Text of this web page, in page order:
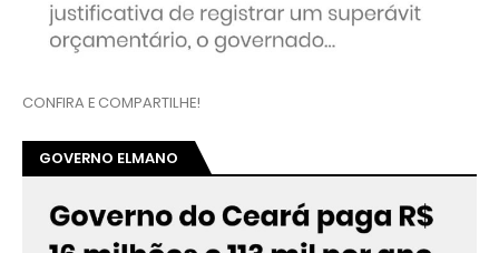
CONFIRA E COMPARTILHE!
GOVERNO ELMANO